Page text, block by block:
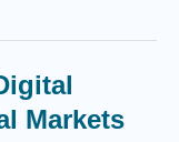
Markets